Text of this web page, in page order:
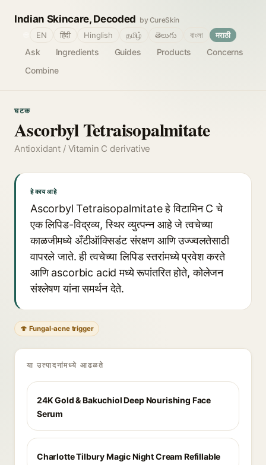
Indian Skincare, Decoded by CureSkin
Ask Ingredients Guides Products
Concerns
Combine
EN हिंदी Hinglish தமிழ் తెలుగు বাংলা मराठी
घटक
Ascorbyl Tetraisopalmitate
Antioxidant / Vitamin C derivative
हे काय आहे
Ascorbyl Tetraisopalmitate हे विटामिन C चे
एक लिपिड-विद्रव्य, स्थिर व्युत्पन्न आहे जे त्वचेच्या
काळजीमध्ये अँटीऑक्सिडंट संरक्षण आणि उज्ज्वलतेसाठी
वापरले जाते. ही त्वचेच्या लिपिड स्तरांमध्ये प्रवेश करते
आणि ascorbic acid मध्ये रूपांतरित होते, कोलेजन
संश्लेषण यांना समर्थन देते.
🍄 Fungal-acne trigger
या उत्पादनांमध्ये आढळते
24K Gold & Bakuchiol Deep Nourishing Face
Serum
Charlotte Tilbury Magic Night Cream Refillable